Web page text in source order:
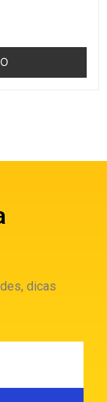
dicas